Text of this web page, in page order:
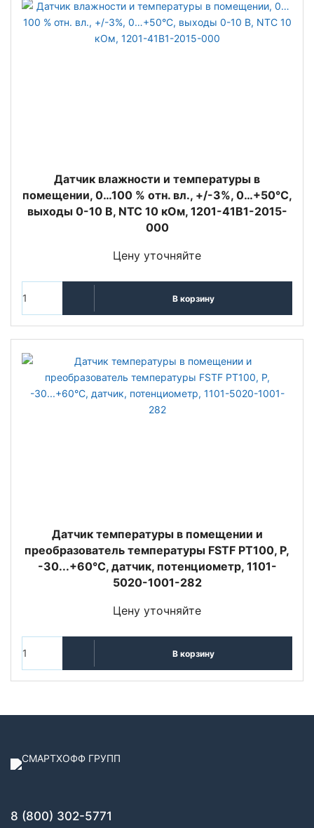
Датчик влажности и температуры в
помещении, 0…100 % отн. вл., +/-3%, 0…+50°C,
выходы 0-10 В, NTC 10 кОм, 1201-41B1-2015-
000
Цену уточняйте
В корзину
Датчик температуры в помещении и
преобразователь температуры FSTF PT100, P,
-30...+60°C, датчик, потенциометр, 1101-
5020-1001-282
Цену уточняйте
В корзину
8 (800) 302-5771